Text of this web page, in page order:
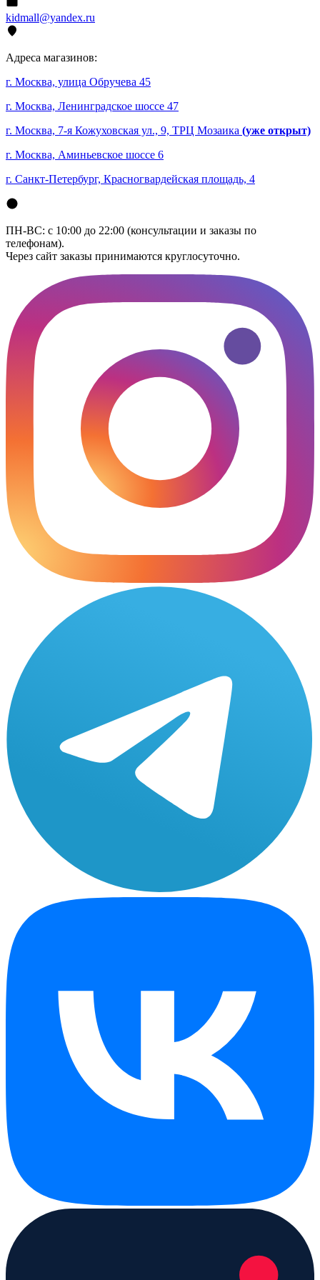
kidmall@yandex.ru
Адреса магазинов:
г. Москва, улица Обручева 45
г. Москва, Ленинградское шоссе 47
г. Москва, 7-я Кожуховская ул., 9, ТРЦ Мозаика (уже открыт)
г. Москва, Аминьевское шоссе 6
г. Санкт-Петербург, Красногвардейская площадь, 4
ПН-ВС: с 10:00 до 22:00 (консультации и заказы по
телефонам).
Через сайт заказы принимаются круглосуточно.